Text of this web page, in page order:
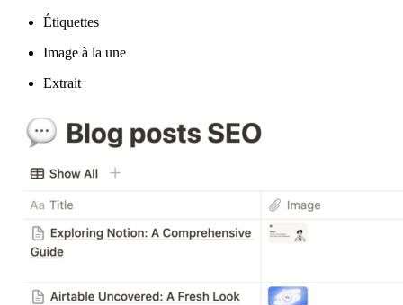
Étiquettes
Image à la une
Extrait